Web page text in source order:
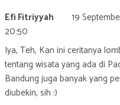
Efi Fitriyyah
19
20:50
Iya, Teh, Kan ini ceritanya
tentang wisata yang ada di
Bandung juga banyak yang
diubekin, sih :)